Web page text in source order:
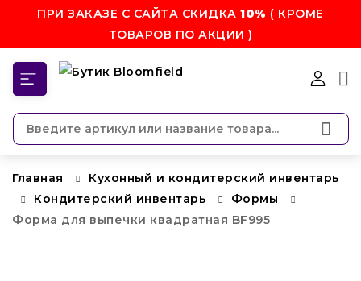
ПРИ ЗАКАЗЕ С САЙТА СКИДКА10% ( КРОМЕ
ТОВАРОВ ПО АКЦИИ )
Главная
Кухонный и кондитерский инвентарь
Кондитерский инвентарь
Формы
Форма для выпечки квадратная BF995